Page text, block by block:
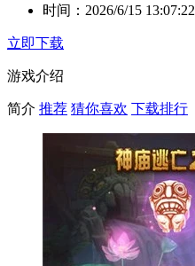
时间： 2026/6/15 13:07:22
立即下载
游戏介绍
简介 推荐 猜你喜欢 下载排行